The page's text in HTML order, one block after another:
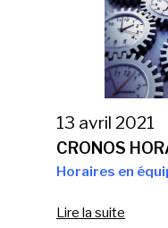
13 avril 2021
CRONOS
Horaires en
Lire la suite